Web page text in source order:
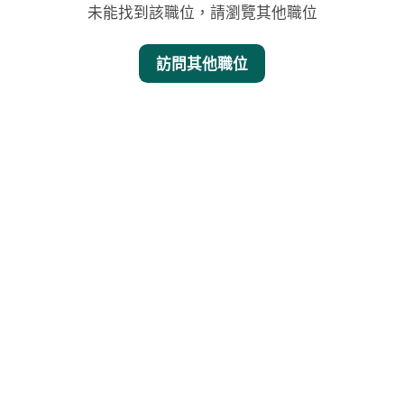
未能找到該職位，請瀏覽其他職位
訪問其他職位